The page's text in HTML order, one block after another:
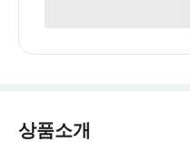
상품소개